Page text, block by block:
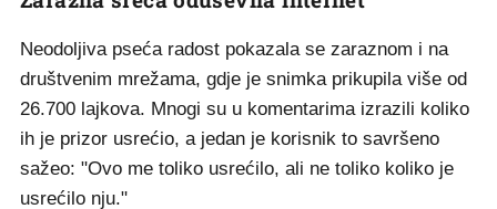
Neodoljiva pseća radost pokazala se zaraznom i na
društvenim mrežama, gdje je snimka prikupila više od
26.700 lajkova. Mnogi su u komentarima izrazili koliko
ih je prizor usrećio, a jedan je korisnik to savršeno
sažeo: "Ovo me toliko usrećilo, ali ne toliko koliko je
usrećilo nju."